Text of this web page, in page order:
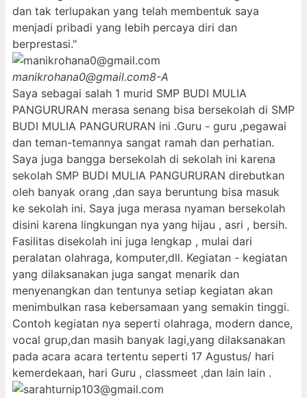
dan tak terlupakan yang telah membentuk saya
menjadi pribadi yang lebih percaya diri dan
berprestasi."
manikrohana0@gmail.com8-A
Saya sebagai salah 1 murid SMP BUDI MULIA
PANGURURAN merasa senang bisa bersekolah di SMP
BUDI MULIA PANGURURAN ini .Guru - guru ,pegawai
dan teman-temannya sangat ramah dan perhatian.
Saya juga bangga bersekolah di sekolah ini karena
sekolah SMP BUDI MULIA PANGURURAN direbutkan
oleh banyak orang ,dan saya beruntung bisa masuk
ke sekolah ini. Saya juga merasa nyaman bersekolah
disini karena lingkungan nya yang hijau , asri , bersih.
Fasilitas disekolah ini juga lengkap , mulai dari
peralatan olahraga, komputer,dll. Kegiatan - kegiatan
yang dilaksanakan juga sangat menarik dan
menyenangkan dan tentunya setiap kegiatan akan
menimbulkan rasa kebersamaan yang semakin tinggi.
Contoh kegiatan nya seperti olahraga, modern dance,
vocal grup,dan masih banyak lagi,yang dilaksanakan
pada acara acara tertentu seperti 17 Agustus/ hari
kemerdekaan, hari Guru , classmeet ,dan lain lain .